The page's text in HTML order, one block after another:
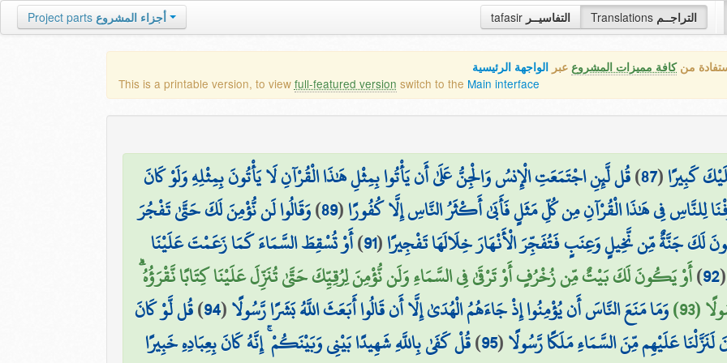
tafasir التفاسيــر Translations التراجــم Project parts أجزاء المشروع
منكافة مميزات المشروع عبر الواجهة الرئيسية
This is a printable version, to view full-featured version switch to the Main interface
كَبِيرًا(
87
)قُل لَّئِنِ اجْتَمَعَتِ الْإِنسُ وَالْجِنُّ عَلَىٰ أَن يَأْتُوا بِمِثْلِ هَٰذَا الْقُرْآنِ لَا يَأْتُونَ بِمِثْلِهِ وَلَوْ كَانَ
لِلنَّاسِ فِي هَٰذَا الْقُرْآنِ مِن كُلِّ مَثَلٍ فَأَبَىٰ أَكْثَرُ النَّاسِ إِلَّا كُفُورًا(
89
)وَقَالُوا لَن نُّؤْمِنَ لَكَ حَتَّىٰ تَفْجُرَ
لَكَ جَنَّةٌ مِّن نَّخِيلٍ وَعِنَبٍ فَتُفَجِّرَ الْأَنْهَارَ خِلَالَهَا تَفْجِيرًا(
91
)أَوْ تُسْقِطَ السَّمَاءَ كَمَا زَعَمْتَ عَلَيْنَا
92
)أَوْ يَكُونَ لَكَ بَيْتٌ مِّن زُخْرُفٍ أَوْ تَرْقَىٰ فِي السَّمَاءِ وَلَن نُّؤْمِنَ لِرُقِيِّكَ حَتَّىٰ تُنَزِّلَ عَلَيْنَا كِتَابًا نَّقْرَؤُهُ ۗ
(93)
وَمَا مَنَعَ النَّاسَ أَن يُؤْمِنُوا إِذْ جَاءَهُمُ الْهُدَىٰ إِلَّا أَن قَالُوا أَبَعَثَ اللَّهُ بَشَرًا رَّسُولًا(
94
)قُل لَّوْ كَانَ
عَلَيْهِم مِّنَ السَّمَاءِ مَلَكًا رَّسُولًا(
95
)قُلْ كَفَىٰ بِاللَّهِ شَهِيدًا بَيْنِي وَبَيْنَكُمْ ۚ إِنَّهُ كَانَ بِعِبَادِهِ خَبِيرًا